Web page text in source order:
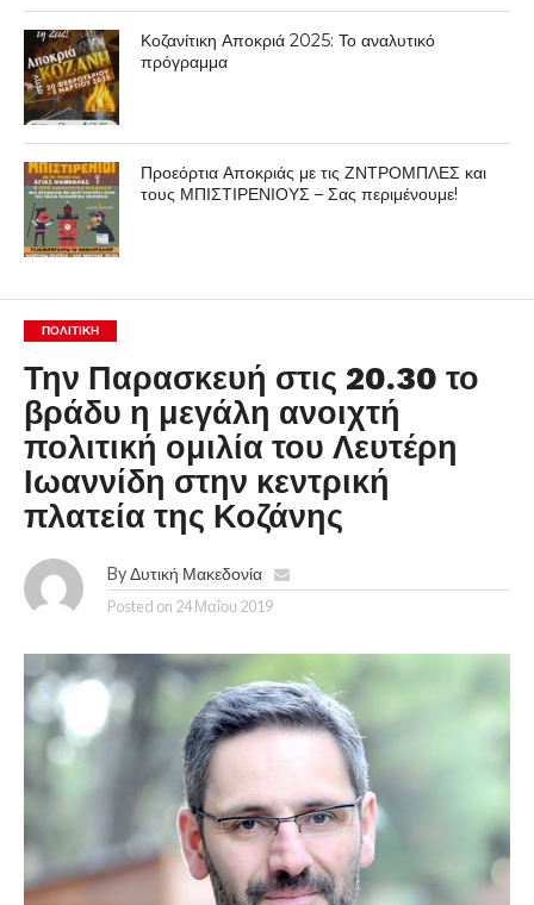
Κοζανίτικη Αποκριά 2025: Το αναλυτικό
πρόγραμμα
Προεόρτια Αποκριάς με τις ΖΝΤΡΟΜΠΛΕΣ και
τους ΜΠΙΣΤΙΡΕΝΙΟΥΣ – Σας περιμένουμε!
ΠΟΛΙΤΙΚΉ
Την Παρασκευή στις 20.30 το
βράδυ η μεγάλη ανοιχτή
πολιτική ομιλία του Λευτέρη
Ιωαννίδη στην κεντρική
πλατεία της Κοζάνης
By Δυτική Μακεδονία
Posted on 24 Μαΐου 2019